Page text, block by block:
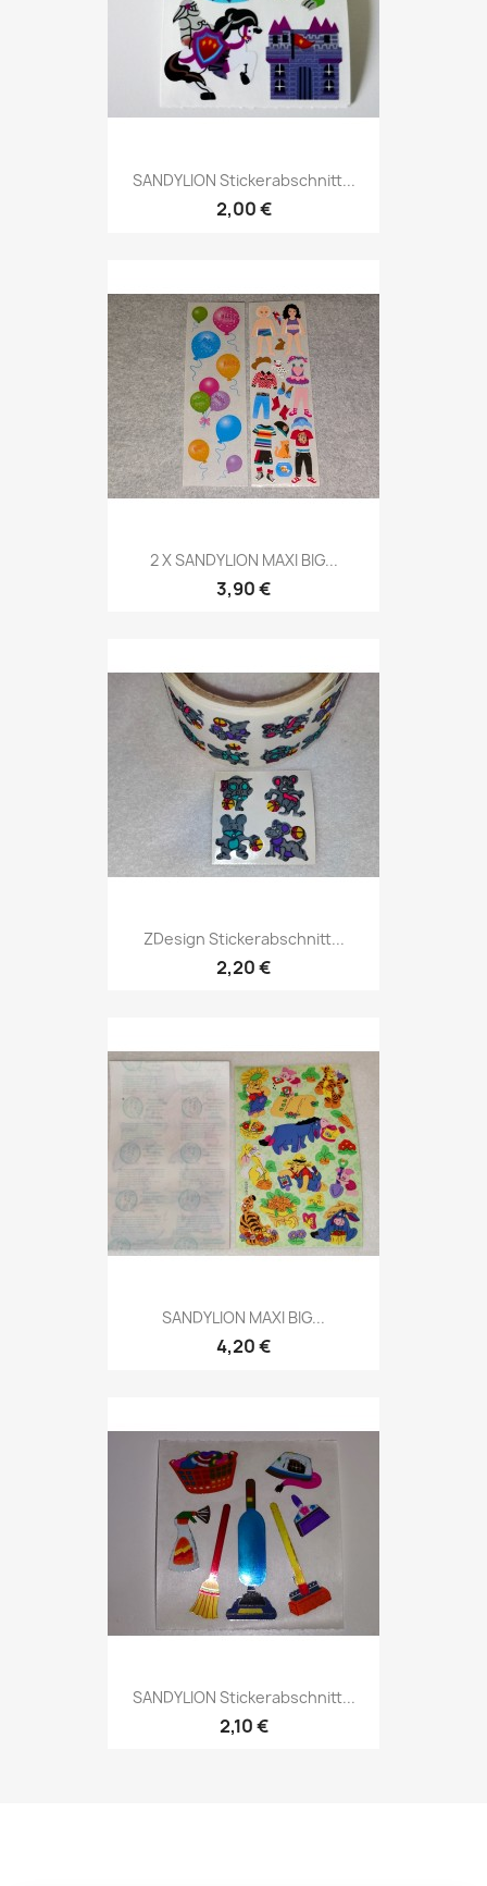
SANDYLION Stickerabschnitt...
2,00 €
2 X SANDYLION MAXI BIG...
3,90 €
ZDesign Stickerabschnitt...
2,20 €
SANDYLION MAXI BIG...
4,20 €
SANDYLION Stickerabschnitt...
2,10 €